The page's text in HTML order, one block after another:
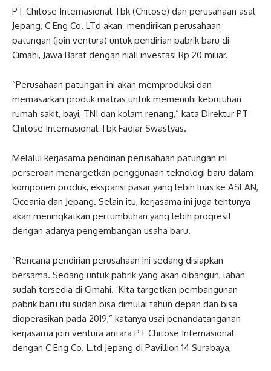
PT Chitose Internasional Tbk (Chitose) dan perusahaan asal
Jepang, C Eng Co. LTd akan mendirikan perusahaan
patungan (join ventura) untuk pendirian pabrik baru di
Cimahi, Jawa Barat dengan niali investasi Rp 20 miliar.
“Perusahaan patungan ini akan memproduksi dan
memasarkan produk matras untuk memenuhi kebutuhan
rumah sakit, bayi, TNI dan kolam renang,” kata Direktur PT
Chitose Internasional Tbk Fadjar Swastyas.
Melalui kerjasama pendirian perusahaan patungan ini
perseroan menargetkan penggunaan teknologi baru dalam
komponen produk, ekspansi pasar yang lebih luas ke ASEAN,
Oceania dan Jepang. Selain itu, kerjasama ini juga tentunya
akan meningkatkan pertumbuhan yang lebih progresif
dengan adanya pengembangan usaha baru.
“Rencana pendirian perusahaan ini sedang disiapkan
bersama. Sedang untuk pabrik yang akan dibangun, lahan
sudah tersedia di Cimahi. Kita targetkan pembangunan
pabrik baru itu sudah bisa dimulai tahun depan dan bisa
dioperasikan pada 2019,” katanya usai penandatanganan
kerjasama join ventura antara PT Chitose Internasional
dengan C Eng Co. L.td Jepang di Pavillion 14 Surabaya,